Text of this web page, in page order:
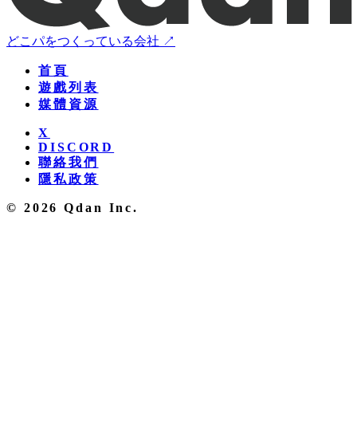
どこパをつくっている会社 ↗
首頁
遊戲列表
媒體資源
X
DISCORD
聯絡我們
隱私政策
© 2026 Qdan Inc.